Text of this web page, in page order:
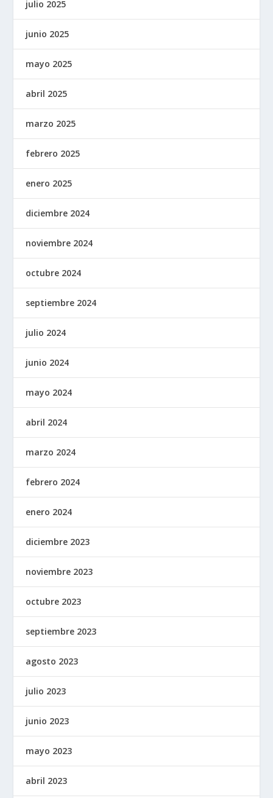
julio 2025
junio 2025
mayo 2025
abril 2025
marzo 2025
febrero 2025
enero 2025
diciembre 2024
noviembre 2024
octubre 2024
septiembre 2024
julio 2024
junio 2024
mayo 2024
abril 2024
marzo 2024
febrero 2024
enero 2024
diciembre 2023
noviembre 2023
octubre 2023
septiembre 2023
agosto 2023
julio 2023
junio 2023
mayo 2023
abril 2023